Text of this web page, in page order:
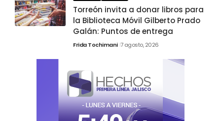
Torreón invita a donar libros para
la Biblioteca Móvil Gilberto Prado
Galán: Puntos de entrega
Frida Tochimani 7 agosto, 2026